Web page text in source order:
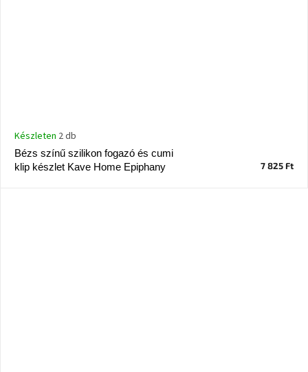
Bézs színű szilikon fogazó és cumi
klip készlet Kave Home Epiphany
Készleten 2 db
7 825 Ft